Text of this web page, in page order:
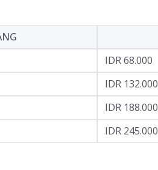
IDR 68.000
IDR 132.000
IDR 188.000
IDR 245.000